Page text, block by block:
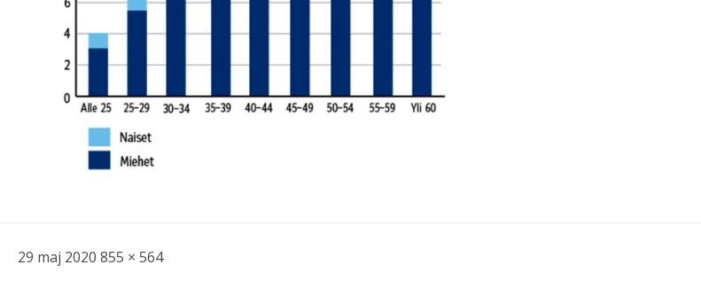
Skriven
29 maj 2020 Bild
855 × 564